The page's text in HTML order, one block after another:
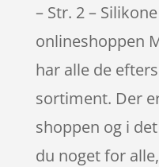
– Str. 2 –
onlineshoppen
har alle de
sortiment. Der
shoppen og i
du noget for